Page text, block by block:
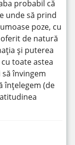
probabil că
unde să prind
poze, cu
de natură
și puterea
toate astea
învingem
înțelegem (de